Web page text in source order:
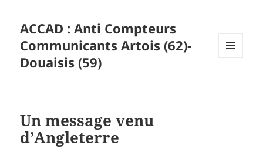
ACCAD : Anti Compteurs
Communicants Artois (62)-
Douaisis (59)
Un message venu
d’Angleterre